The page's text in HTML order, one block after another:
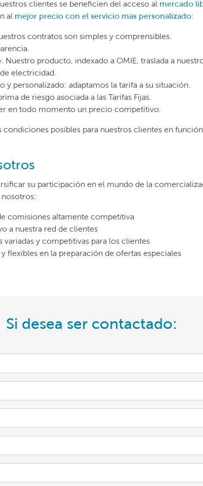
clientes se beneficien del acceso al mercado
al mejor precio con el servicio más personalizado:
contratos son simples y comprensibles.
producto, indexado a OMIE, traslada a
electricidad.
y personalizado: adaptamos la tarifa a su situación.
de riesgo asociada a las Tarifas Fijas.
en todo momento un precio competitivo.
posibles para nuestros clientes en función
su participación en el mundo de la
comisiones altamente competitiva
a nuestra red de clientes
variadas y competitivas para los clientes
flexibles en la preparación de ofertas especiales
Si desea ser contactado: